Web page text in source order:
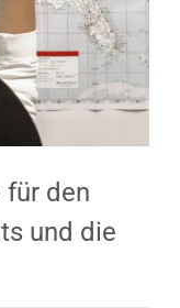
für den
und die